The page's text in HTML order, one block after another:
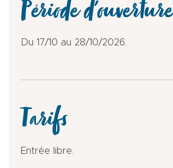
Période d'ouverture
Du 17/10 au 28/10/2026.
Tarifs
Entrée libre.